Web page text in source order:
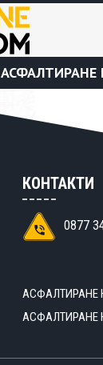
АСФАЛТИРАНЕ
КОНТАКТИ
0877
АСФАЛТИРАНЕ
АСФАЛТИРАНЕ